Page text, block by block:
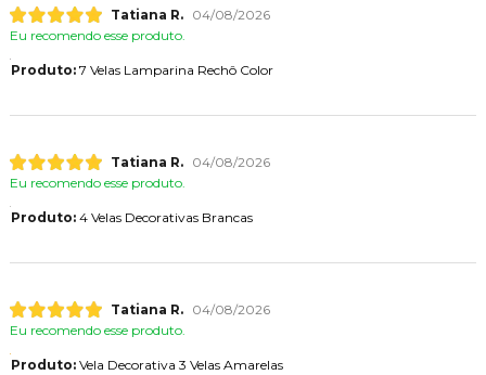
Tatiana R.
04/08/2026
Eu recomendo esse produto.
Produto:7 Velas Lamparina Rechô Color
Tatiana R.
04/08/2026
Eu recomendo esse produto.
Produto:4 Velas Decorativas Brancas
Tatiana R.
04/08/2026
Eu recomendo esse produto.
Produto:Vela Decorativa 3 Velas Amarelas